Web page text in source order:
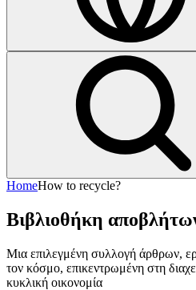
HomeHow to recycle?
Βιβλιοθήκη
Μια επιλεγμένη συλλογή άρθρων,
τον κόσμο, επικεντρωμένη στη
κυκλική οικονομία